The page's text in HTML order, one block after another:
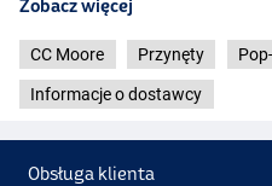
Zobacz więcej
CC Moore Przynęty
Informacje o dostawcy
Obsługa klienta